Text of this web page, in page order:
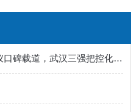
好的厂家！微量水分测定仪口碑载道，武汉三强把控化工“纯度关”